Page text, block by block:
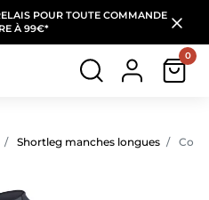
POUR TOUTE COMMANDE
À 99€*
0
Shortleg manches longues